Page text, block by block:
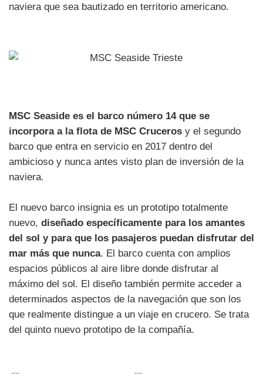
naviera que sea bautizado en territorio americano.
MSC Seaside es el barco número 14 que se
incorpora a la flota de MSC Cruceros y el segundo
barco que entra en servicio en 2017 dentro del
ambicioso y nunca antes visto plan de inversión de la
naviera.
El nuevo barco insignia es un prototipo totalmente
nuevo, diseñado específicamente para los amantes
del sol y para que los pasajeros puedan disfrutar del
mar más que nunca. El barco cuenta con amplios
espacios públicos al aire libre donde disfrutar al
máximo del sol. El diseño también permite acceder a
determinados aspectos de la navegación que son los
que realmente distingue a un viaje en crucero. Se trata
del quinto nuevo prototipo de la compañía.